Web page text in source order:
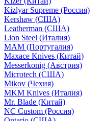
Kizlyar Supreme (Россия)
Kershaw (США)
Leatherman (США)
Lion Steel (Италия)
MAM (Португалия)
Maxace Knives (Китай)
Messerkonig (Австрия)
Microtech (США)
Mikov (Чехия)
MKM Knives (Италия)
Mr. Blade (Китай)
NC Custom (Россия)